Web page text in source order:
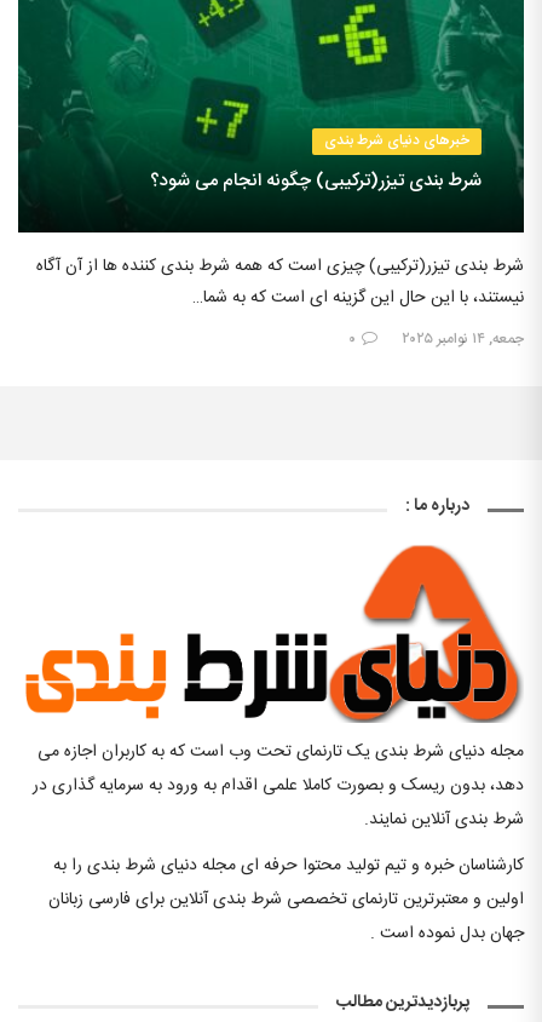
خبرهای دنیای شرط بندی
شرط بندی تیزر(ترکیبی) چگونه انجام می شود؟
شرط بندی تیزر(ترکیبی) چیزی است که همه شرط بندی کننده ها از آن آگاه
نیستند، با این حال این گزینه ای است که به شما…
جمعه, ۱۴ نوامبر ۲۰۲۵ ۰
درباره ما :
مجله دنیای شرط بندی یک تارنمای تحت وب است که به کاربران اجازه می
دهد، بدون ریسک و بصورت کاملا علمی اقدام به ورود به سرمایه گذاری در
شرط بندی آنلاین نمایند.
کارشناسان خبره و تیم تولید محتوا حرفه ای مجله دنیای شرط بندی را به
اولین و معتبرترین تارنمای تخصصی شرط بندی آنلاین برای فارسی زبانان
جهان بدل نموده است .
پربازدیدترین مطالب